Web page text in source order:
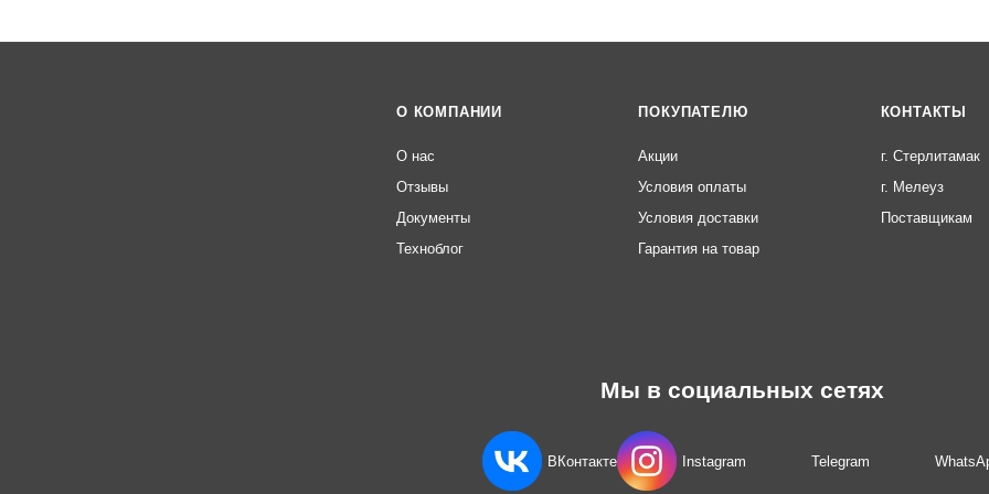
О КОМПАНИИ
О нас
Отзывы
Документы
Техноблог
ПОКУПАТЕЛЮ
Акции
Условия оплаты
Условия доставки
Гарантия на товар
КОНТАКТЫ
г. Стерлитамак
г. Мелеуз
Поставщикам
Мы в социальных сетях
ВКонтакте Instagram Telegram